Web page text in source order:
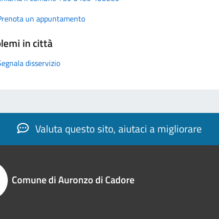
un appuntamento
in città
disservizio
Valuta questo sito, aiutaci a migliorare
Comune di Auronzo di Cadore